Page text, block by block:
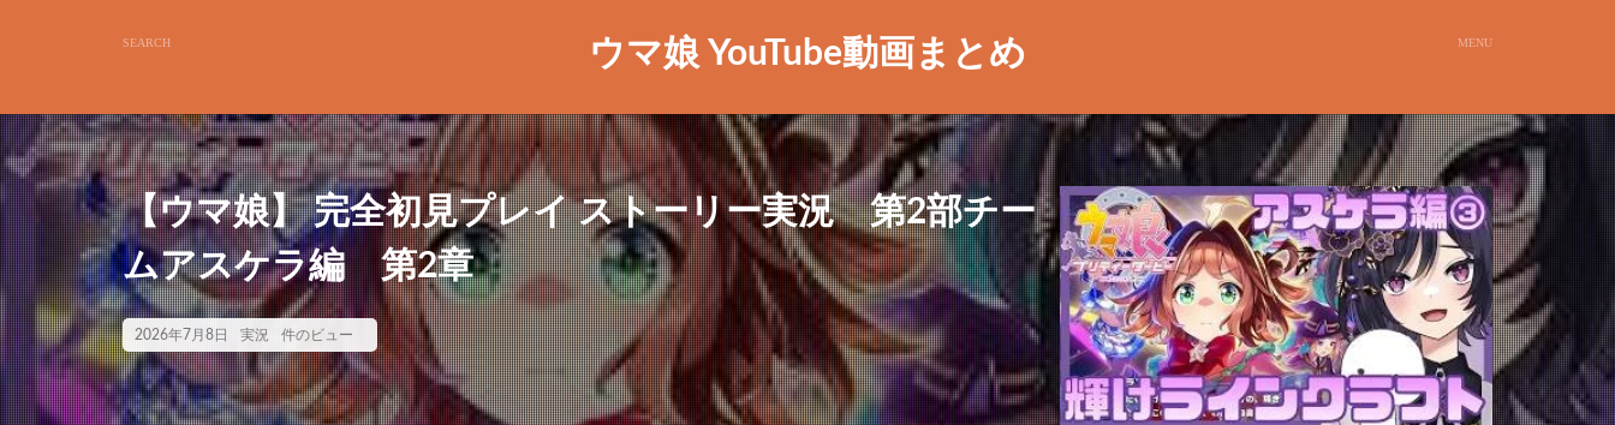
ウマ娘 YouTube動画まとめ
【ウマ娘】 完全初見プレイ ストーリー実況 第2部チー
ムアスケラ編 第2章
2026年7月8日 実況 件のビュー